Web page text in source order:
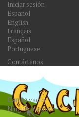
Iniciar sesión
Español
English
Français
Español
Portuguese
Contáctenos
Carritovacío
Ningún producto